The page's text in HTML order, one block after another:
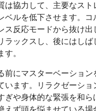
は協力して、主要なスト
ベルを低下させます。コ
ス反応モードから抜け出
ラックスし、後にはし
す。
前にマスターベーション
います。リラクゼーシ
ぎや身体的な緊張を和ら
えず頭を悩ませている場